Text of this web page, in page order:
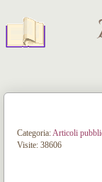
Categoria:Articoli
Visite: 38606